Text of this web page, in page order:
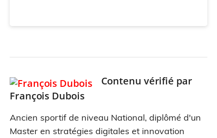
Contenu vérifié par
François Dubois
Ancien sportif de niveau National, diplômé d'un
Master en stratégies digitales et innovation